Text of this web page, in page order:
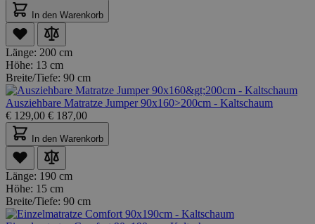
In den Warenkorb
Länge: 200 cm
Höhe: 13 cm
Breite/Tiefe: 90 cm
Ausziehbare Matratze Jumper 90x160>200cm - Kaltschaum
€ 129,00 € 187,00
In den Warenkorb
Länge: 190 cm
Höhe: 15 cm
Breite/Tiefe: 90 cm